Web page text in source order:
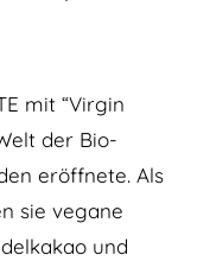
mit “Virgin
der Bio-
eröffnete. Als
sie vegane
und